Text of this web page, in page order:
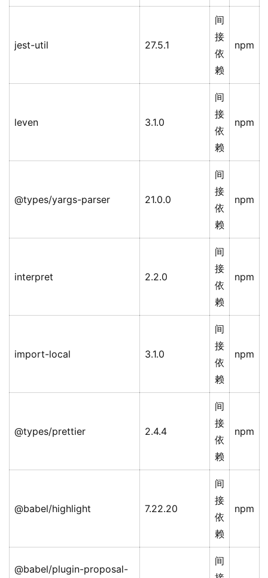
jest-util 27.5.1
间
接
依
赖
npm
leven 3.1.0
间
接
依
赖
npm
@types/yargs-parser 21.0.0
间
接
依
赖
npm
interpret 2.2.0
间
接
依
赖
npm
import-local 3.1.0
间
接
依
赖
npm
@types/prettier 2.4.4
间
接
依
赖
npm
@babel/highlight 7.22.20
间
接
依
赖
npm
@babel/plugin-proposal-
间